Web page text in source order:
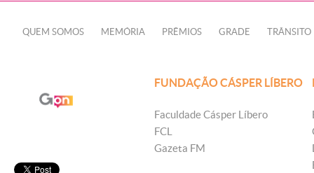
QUEM SOMOS MEMÓRIA PRÊMIOS GRADE TRÂNSITO
FUNDAÇÃO CÁSPER LÍBERO
Faculdade Cásper Líbero
FCL
Gazeta FM